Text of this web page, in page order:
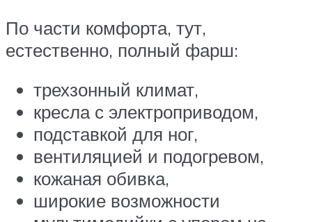
По части комфорта, тут,
естественно, полный фарш:
трехзонный климат,
кресла с электроприводом,
подставкой для ног,
вентиляцией и подогревом,
кожаная обивка,
широкие возможности